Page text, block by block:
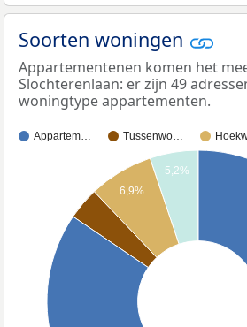
Soorten woningen
Appartementenen komen het
Slochterenlaan: er zijn 49
woningtype appartementen.
Appartem… Tussenwo…
5,2%
6,9%